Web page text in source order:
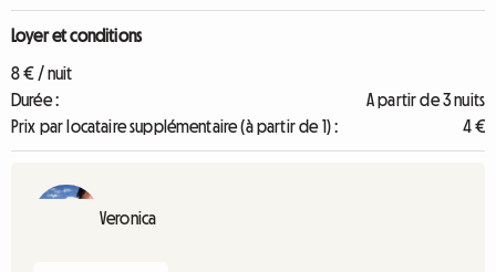
Loyer et conditions
8 € / nuit
Durée :
A partir de 3 nuits
Prix par locataire supplémentaire (à partir de 1) :
4 €
Veronica